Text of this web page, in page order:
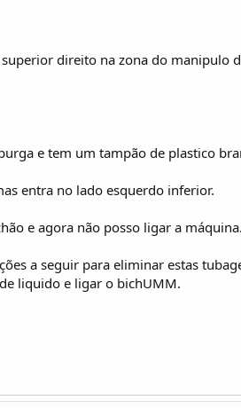
direito na zona do manipulo
e tem um tampão de plastico
entra no lado esquerdo inferior.
e agora não posso ligar a
a seguir para eliminar estas
liquido e ligar o bichUMM.